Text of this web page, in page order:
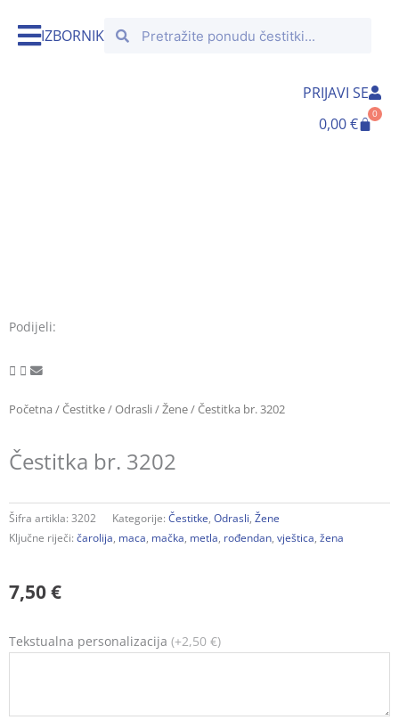
IZBORNIKSearchSearch
PRIJAVI SE
0,00€
0
Cart
Podijeli:
Početna /Čestitke/Odrasli/Žene/ Čestitka br. 3202
Čestitka br. 3202
Šifra artikla: 3202 Kategorije: Čestitke, Odrasli, Žene
Ključne riječi: čarolija, maca, mačka, metla, rođendan, vještica, žena
7,50€
Tekstualna personalizacija (+2,50 €)
Čestitka